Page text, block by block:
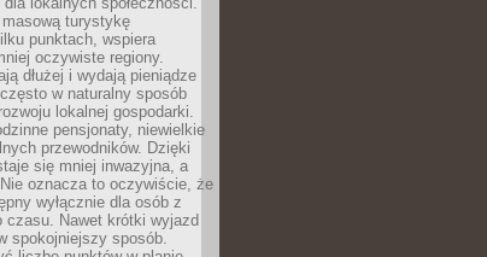
turystykę
punktach, wspiera
oczywiste regiony.
dłużej i wydają pieniądze
w naturalny sposób
lokalnej gospodarki.
pensjonaty, niewielkie
przewodników. Dzięki
się mniej inwazyjna, a
oznacza to oczywiście, że
wyłącznie dla osób z
czasu. Nawet krótki wyjazd
spokojniejszy sposób.